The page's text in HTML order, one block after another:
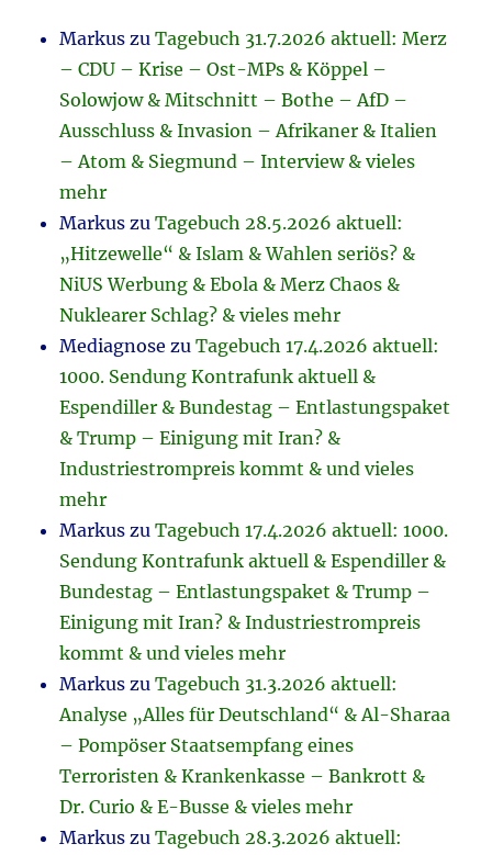
Markus zuTagebuch 31.7.2026 aktuell: Merz
– CDU – Krise – Ost-MPs & Köppel –
Solowjow & Mitschnitt – Bothe – AfD –
Ausschluss & Invasion – Afrikaner & Italien
– Atom & Siegmund – Interview & vieles
mehr
Markus zuTagebuch 28.5.2026 aktuell:
„Hitzewelle“ & Islam & Wahlen seriös? &
NiUS Werbung & Ebola & Merz Chaos &
Nuklearer Schlag? & vieles mehr
Mediagnose zuTagebuch 17.4.2026 aktuell:
1000. Sendung Kontrafunk aktuell &
Espendiller & Bundestag – Entlastungspaket
& Trump – Einigung mit Iran? &
Industriestrompreis kommt & und vieles
mehr
Markus zuTagebuch 17.4.2026 aktuell: 1000.
Sendung Kontrafunk aktuell & Espendiller &
Bundestag – Entlastungspaket & Trump –
Einigung mit Iran? & Industriestrompreis
kommt & und vieles mehr
Markus zuTagebuch 31.3.2026 aktuell:
Analyse „Alles für Deutschland“ & Al-Sharaa
– Pompöser Staatsempfang eines
Terroristen & Krankenkasse – Bankrott &
Dr. Curio & E-Busse & vieles mehr
Markus zuTagebuch 28.3.2026 aktuell: